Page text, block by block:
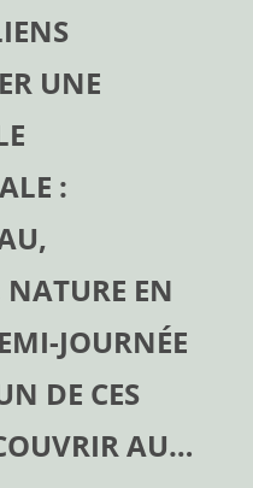
UNE
:
EN
JOURNÉE
DE CES
AU…